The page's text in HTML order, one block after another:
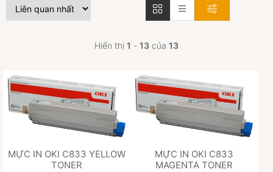
Hiển thị 1 - 13 của 13
MỰC IN OKI C833 YELLOW
TONER
MỰC IN OKI C833
MAGENTA TONER